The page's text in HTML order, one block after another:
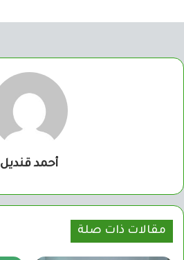
أحمد قنديل
مقالات ذات صلة